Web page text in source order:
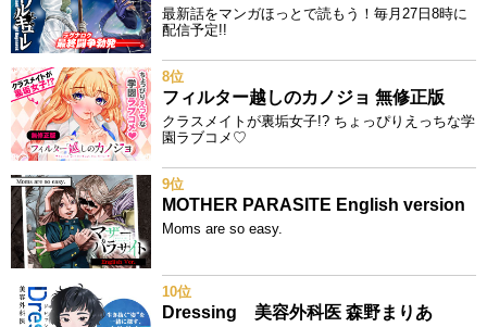
最新話をマンガほっとで読もう！毎月27日8時に
配信予定!!
8位
フィルター越しのカノジョ 無修正版
クラスメイトが裏垢女子!? ちょっぴりえっちな学
園ラブコメ♡
9位
MOTHER PARASITE English version
Moms are so easy.
10位
Dressing 美容外科医 森野まりあ